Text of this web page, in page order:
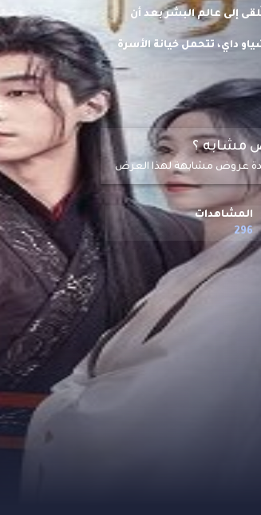
إلى عالم البشر بعد أن
داي، تتحمل خيانة الأسرة
آن.
مشابه ؟
عروض مشابهة لهذا العرض
المشاهدات
296